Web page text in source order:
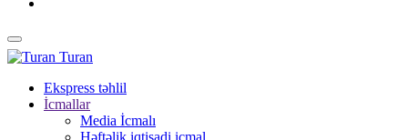
Turan
Ekspress təhlil
İcmallar
Media İcmalı
Həftəlik iqtisadi icmal